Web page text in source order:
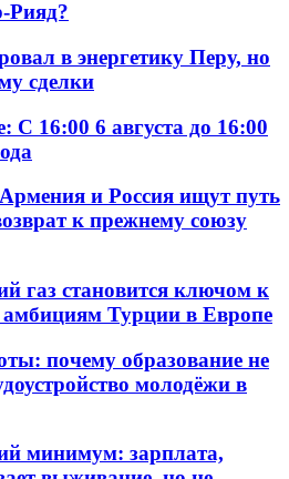
Рияд?
в энергетику Перу, но
сделки
С 16:00 6 августа до 16:00
и Россия ищут путь
к прежнему союзу
газ становится ключом к
амбициям Турции в Европе
почему образование не
молодёжи в
минимум: зарплата,